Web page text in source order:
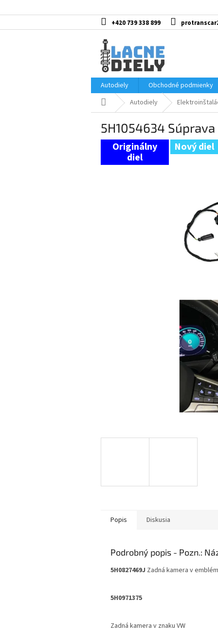
na
+420 739 338 899
Autodiely
Obchodné podmienky
DomovAutodiely
5H1054634
Nový diel
Popis Diskusia
Podrobný popis
5H0827469J Zadná kamera v
5H0971375
Zadná kamera v znaku VW